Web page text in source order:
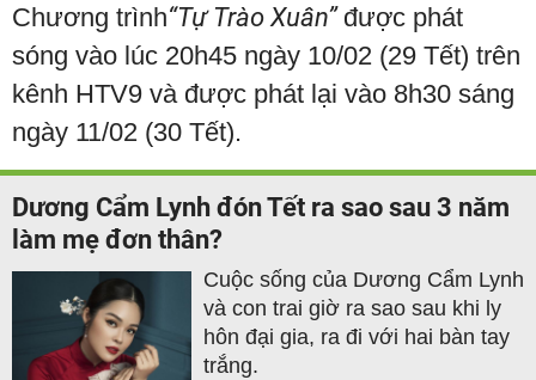
Chương trình“Tự Trào Xuân” được phát
sóng vào lúc 20h45 ngày 10/02 (29 Tết) trên
kênh HTV9 và được phát lại vào 8h30 sáng
ngày 11/02 (30 Tết).
Dương Cẩm Lynh đón Tết ra sao sau 3 năm
làm mẹ đơn thân?
Cuộc sống của Dương Cẩm Lynh
và con trai giờ ra sao sau khi ly
hôn đại gia, ra đi với hai bàn tay
trắng.